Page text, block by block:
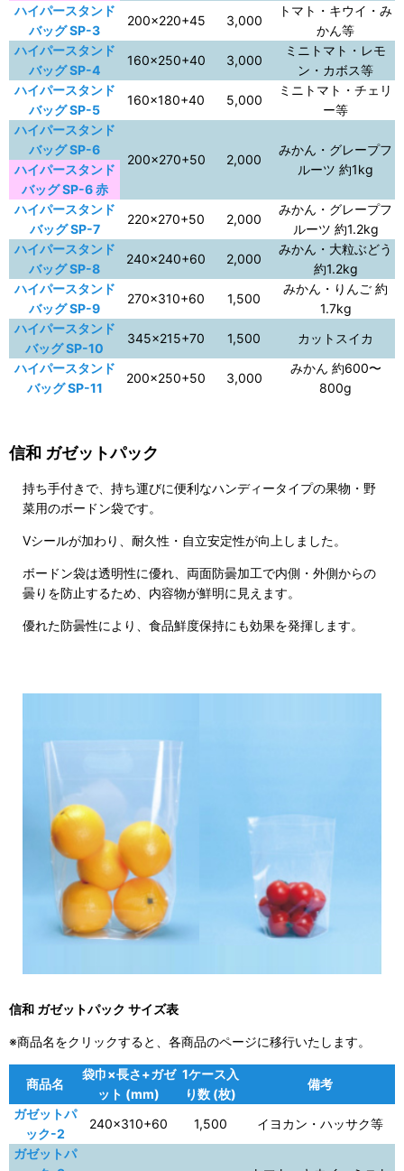
ハイパースタンド
バッグ SP-3
200×220+45 3,000
トマト・キウイ・み
かん等
ハイパースタンド
バッグ SP-4
160×250+40 3,000
ミニトマト・レモ
ン・カボス等
ハイパースタンド
バッグ SP-5
160×180+40 5,000
ミニトマト・チェリ
ー等
ハイパースタンド
バッグ SP-6
200×270+50 2,000
みかん・グレープフ
ルーツ 約1kg
ハイパースタンド
バッグ SP-6 赤
ハイパースタンド
バッグ SP-7
220×270+50 2,000
みかん・グレープフ
ルーツ 約1.2kg
ハイパースタンド
バッグ SP-8
240×240+60 2,000
みかん・大粒ぶどう
約1.2kg
ハイパースタンド
バッグ SP-9
270×310+60 1,500
みかん・りんご 約
1.7kg
ハイパースタンド
バッグ SP-10
345×215+70 1,500
カットスイカ
ハイパースタンド
バッグ SP-11
200×250+50 3,000
みかん 約600〜
800g
信和 ガゼットパック
持ち手付きで、持ち運びに便利なハンディータイプの果物・野
菜用のボードン袋です。
Vシールが加わり、耐久性・自立安定性が向上しました。
ボードン袋は透明性に優れ、両面防曇加工で内側・外側からの
曇りを防止するため、内容物が鮮明に見えます。
優れた防曇性により、食品鮮度保持にも効果を発揮します。
信和 ガゼットパック サイズ表
※商品名をクリックすると、各商品のページに移行いたします。
商品名
袋巾×長さ+ガゼ
ット (mm)
1ケース入
り数 (枚)
備考
ガゼットパ
ック-2
240×310+60 1,500
イヨカン・ハッサク等
ガゼットパ